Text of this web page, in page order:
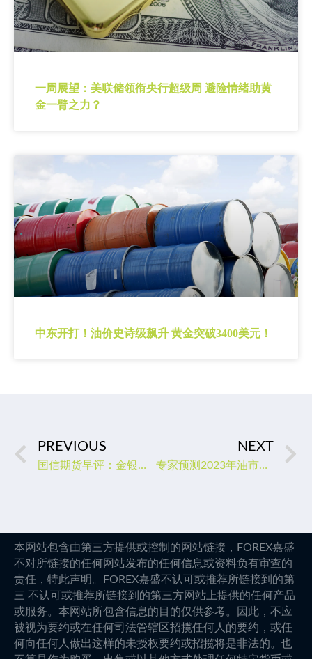
一周展望：美联储领衔央行超级周 避险情绪助黄
金一臂之力？
中东开打！油价史诗级飙升 黄金突破3400美元！
PREVIOUS
国信期货早评：金银震荡，油价维持震荡上涨，玻璃补张
NEXT
专家预测2023年油市诸多利空消失，应该能推高油价！
本网站包含由第三方提供或控制的网站链接，FOREX嘉盛
不对所链接的任何网站发布的任何信息或资料负有审查的
责任，特此声明。FOREX嘉盛不认可或推荐所链接到的第
三 不认可或推荐所链接到的第三方网站上提供的任何产品
或服务。本网站所包含信息的目的仅供参考。因此，不应
被视为要约或在任何司法管辖区招揽任何人的要约，或任
何向任何人做出这样的未授权要约或招揽将是非法的。也